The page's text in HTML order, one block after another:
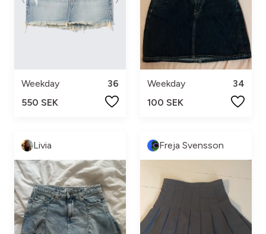
Weekday
36
550 SEK
Weekday
34
100 SEK
Livia Freja Svensson